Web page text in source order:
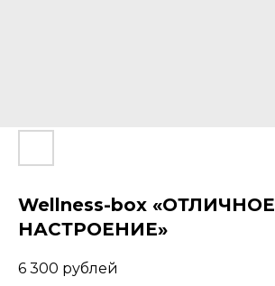
Wellness-box «ОТЛИЧНОЕ
НАСТРОЕНИЕ»
6 300 рублей